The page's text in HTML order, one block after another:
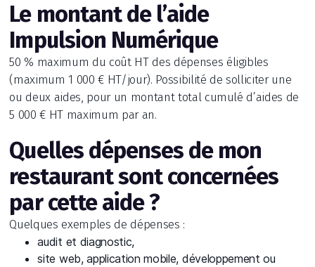
Le montant de l’aide
Impulsion Numérique
50 % maximum du coût HT des dépenses éligibles
(maximum 1 000 € HT/jour). Possibilité de solliciter une
ou deux aides, pour un montant total cumulé d’aides de
5 000 € HT maximum par an.
Quelles dépenses de mon
restaurant sont concernées
par cette aide ?
Quelques exemples de dépenses :
audit et diagnostic,
site web, application mobile, développement ou